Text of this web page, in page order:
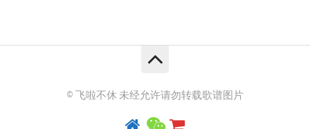
© 飞啦不休 未经允许请勿转载歌谱图片